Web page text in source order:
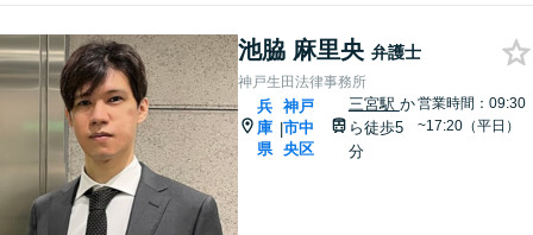
池脇 麻里央 弁護士
神戸生田法律事務所
兵
庫
県
|
神戸
市中
央区
三宮駅 か
ら徒歩5
分
営業時間：09:30
~17:20（平日）